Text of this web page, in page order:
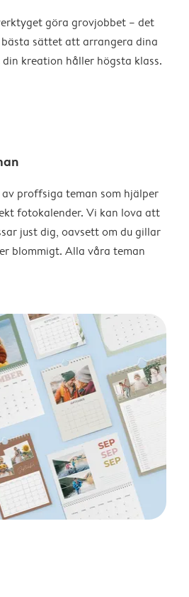
göra grovjobbet – det
sättet att arrangera dina
kreation håller högsta klass.
proffsiga teman som hjälper
fotokalender. Vi kan lova att
just dig, oavsett om du gillar
blommigt. Alla våra teman